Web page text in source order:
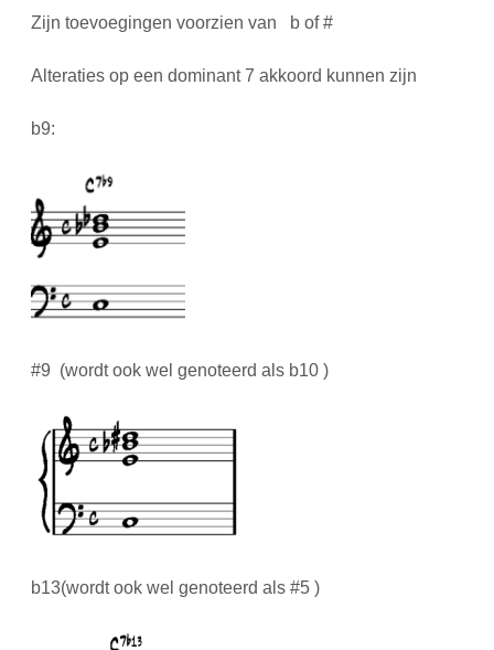
Zijn toevoegingen voorzien van b of #
Alteraties op een dominant 7 akkoord kunnen zijn
b9:
#9 (wordt ook wel genoteerd als b10 )
b13(wordt ook wel genoteerd als #5 )